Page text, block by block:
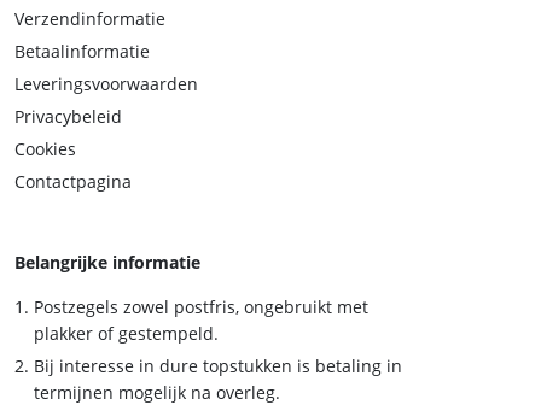
Verzendinformatie
Betaalinformatie
Leveringsvoorwaarden
Privacybeleid
Cookies
Contactpagina
Belangrijke informatie
Postzegels zowel postfris, ongebruikt met
plakker of gestempeld.
Bij interesse in dure topstukken is betaling in
termijnen mogelijk na overleg.